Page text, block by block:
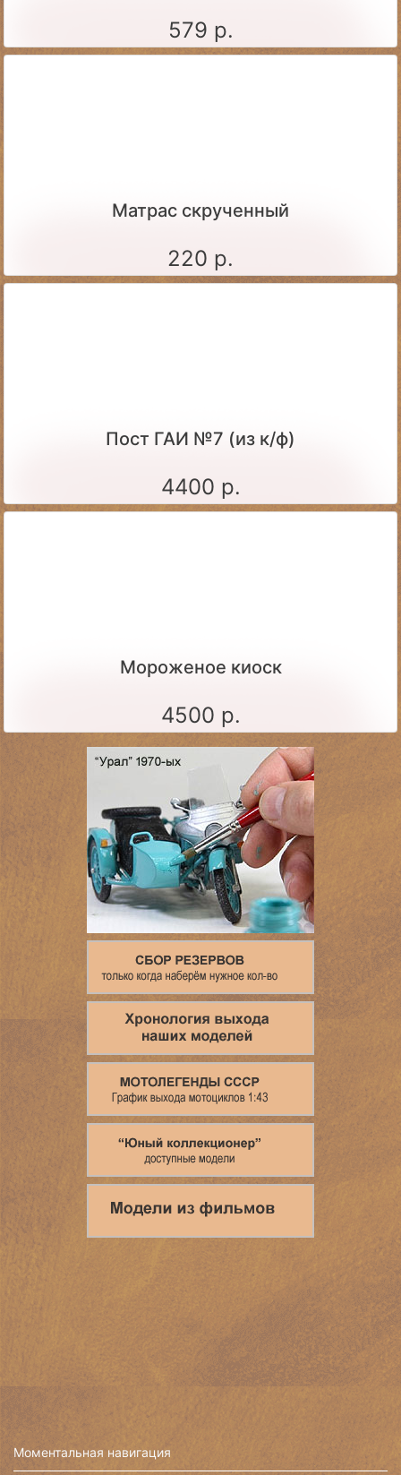
579 р.
Матрас скрученный
220 р.
Пост ГАИ №7 (из к/ф)
4400 р.
Мороженое киоск
4500 р.
Моментальная навигация